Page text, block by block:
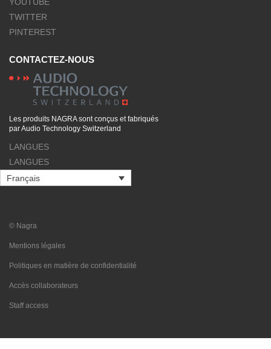
TWITTER
PINTEREST
CONTACTEZ-NOUS
Les produits NAGRA sont conçus et fabriqués
par Audio Technology Switzerland
LANGUES
LANGUES
Français
© Nagra
Mentions légales
Politiques en matière de confidentialité
Accès collaborateurs
Staff access